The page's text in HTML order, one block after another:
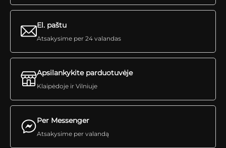
Per Messenger
Atsakysime per valandą
El. paštu
Atsakysime per 24 valandas
Apsilankykite parduotuvėje
Klaipėdoje ir Vilniuje